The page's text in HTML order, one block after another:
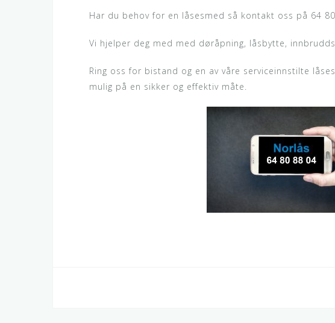
Har du behov for en låsesmed så kontakt oss på 64
Vi hjelper deg med med døråpning, låsbytte,
Ring oss for bistand og en av våre serviceinnstilte
mulig på en sikker og effektiv måte.